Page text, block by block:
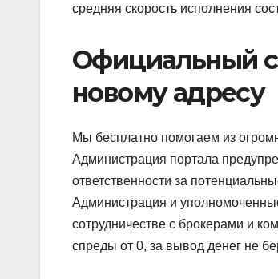
средняя скорость исполнения
Официальный
новому адресу
Мы бесплатно помогаем из
Администрация портала
ответственности за
Администрация и
сотрудничестве с брокерами и
спреды от 0, за вывод денег не